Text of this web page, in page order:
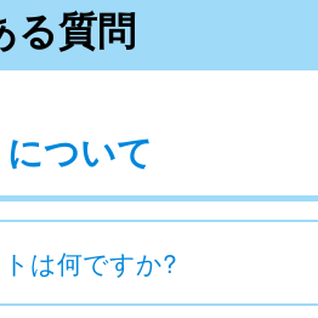
る質問
ついて
は何ですか?